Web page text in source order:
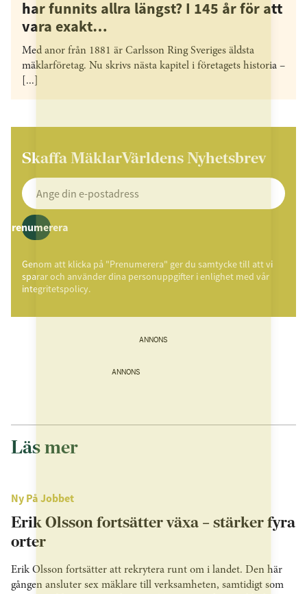
har funnits allra längst? I 145 år för att
vara exakt…
Med anor från 1881 är Carlsson Ring Sveriges äldsta
mäklarföretag. Nu skrivs nästa kapitel i företagets historia –
[...]
Skaffa MäklarVärldens Nyhetsbrev
Prenumerera
Genom att klicka på "Prenumerera" ger du samtycke till att vi
sparar och använder dina personuppgifter i enlighet med vår
integritetspolicy.
ANNONS
ANNONS
Läs mer
Ny På Jobbet
Erik Olsson fortsätter växa – stärker fyra
orter
Erik Olsson fortsätter att rekrytera runt om i landet. Den här
gången ansluter sex mäklare till verksamheten, samtidigt som